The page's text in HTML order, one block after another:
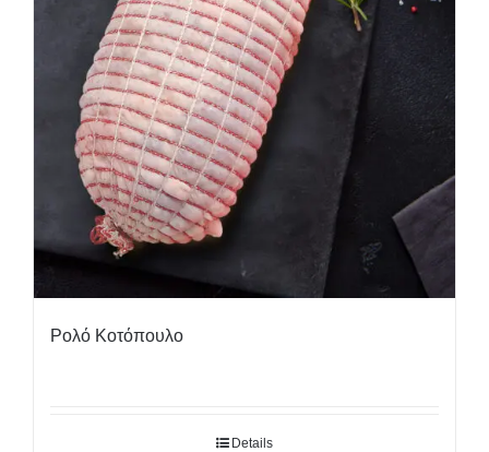
Ρολό Κοτόπουλο
Details